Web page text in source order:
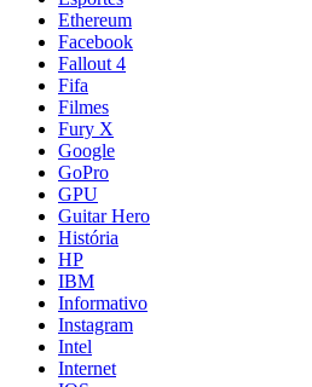
Ethereum
Facebook
Fallout 4
Fifa
Filmes
Fury X
Google
GoPro
GPU
Guitar Hero
História
HP
IBM
Informativo
Instagram
Intel
Internet